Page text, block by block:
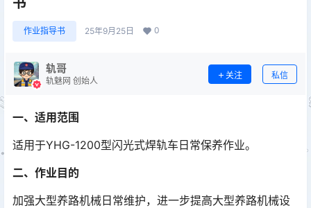
作业指导书 25年9月25日 0
轨哥
轨魅网 创始人
关注 私信
一、适用范围
适用于YHG-1200型闪光式焊轨车日常保养作业。
二、作业目的
加强大型养路机械日常维护，进一步提高大型养路机械设